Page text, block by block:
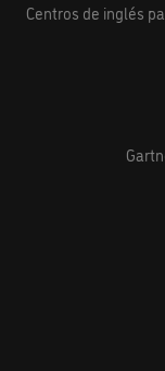
Centros de inglés